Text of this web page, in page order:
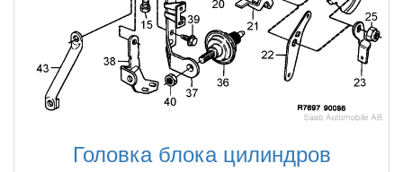
Головка блока цилиндров